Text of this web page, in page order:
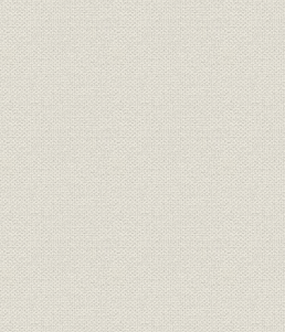
全国銀行協会連合会規約
東京銀行協会定款
昭和20年9
3月末現在
東銀協事務局の機構および事務
分掌
平成8年4
以降
東銀協事務局機構の変遷 昭和20年